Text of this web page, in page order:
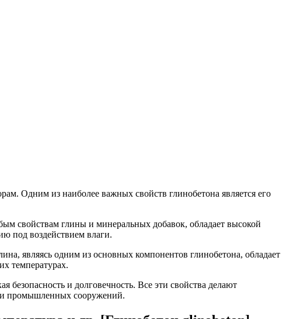
Одним из наиболее важных свойств глинобетона является его
свойствам глины и минеральных добавок, обладает высокой
под воздействием влаги.
являясь одним из основных компонентов глинобетона, обладает
температурах.
безопасность и долговечность. Все эти свойства делают
и промышленных сооружений.